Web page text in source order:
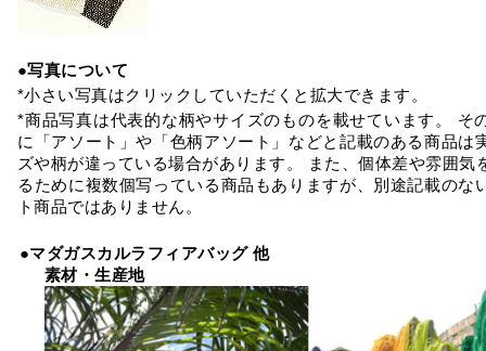
●写真について
*小さい写真はクリックしていただくと拡大できます。
*商品写真は代表的な柄やサイズのものを載せています。 そ
に「アソート」や「色柄アソート」などと記載のある商品は
ズや柄が違っている場合があります。 また、個体差や雰囲気
るために複数個写っている商品もありますが、別途記載のな
ト商品ではありません。
●マダガスカルラフィアバッグ 他
素材・生産地